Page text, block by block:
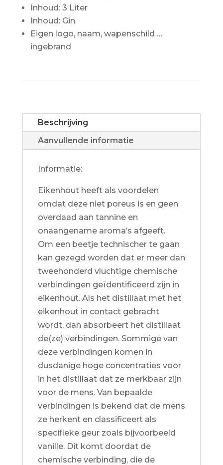
Inhoud: 3 Liter
Inhoud: Gin
Eigen logo, naam, wapenschild …
ingebrand
Beschrijving
Aanvullende informatie
Informatie:
Eikenhout heeft als voordelen
omdat deze niet poreus is en geen
overdaad aan tannine en
onaangename aroma’s afgeeft.
Om een beetje technischer te gaan
kan gezegd worden dat er meer dan
tweehonderd vluchtige chemische
verbindingen geïdentificeerd zijn in
eikenhout. Als het distillaat met het
eikenhout in contact gebracht
wordt, dan absorbeert het distillaat
de(ze) verbindingen. Sommige van
deze verbindingen komen in
dusdanige hoge concentraties voor
in het distillaat dat ze merkbaar zijn
voor de mens. Van bepaalde
verbindingen is bekend dat de mens
ze herkent en classificeert als
specifieke geur zoals bijvoorbeeld
vanille. Dit komt doordat de
chemische verbinding, die de